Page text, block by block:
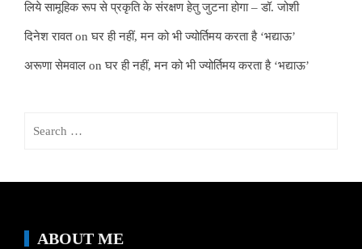
लिये सामूहिक रूप से प्रकृति के संरक्षण हेतु जुटना होगा – डॉ. जोशी
दिनेश रावतonघर ही नहीं, मन को भी ज्योर्तिमय करता है ‘भद्याऊ’
अरूणा सेमवाल onघर ही नहीं, मन को भी ज्योर्तिमय करता है ‘भद्याऊ’
ABOUT ME